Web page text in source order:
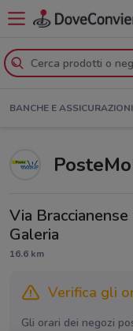
BANCHE E ASSICURAZIONI
Via
Galeria
16.6 km
Verifica gli
Gli orari dei negozi